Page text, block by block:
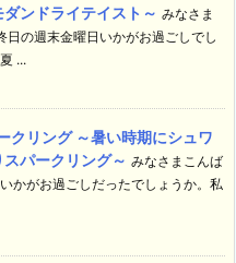
ンドライテイスト～ みなさま
日の週末金曜日いかがお過ごしでし
...
クリング ～暑い時期にシュワ
パークリング～ みなさまこんば
かがお過ごしだったでしょうか。私